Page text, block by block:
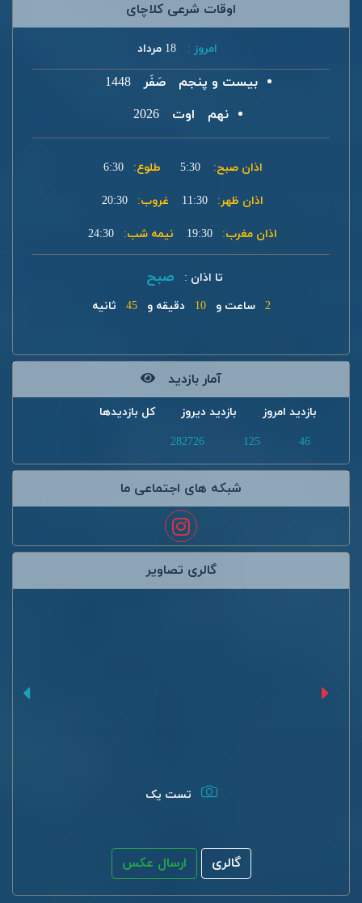
اوقات شرعی کلاچای
امروز : 18 مرداد
بیست و پنجم صَفَر
1448
نهم
اوت 2026
اذان صبح: 5:30 طلوع: 6:30
اذان ظهر: 11:30 غروب: 20:30
اذان مغرب: 19:30 نیمه شب: 24:30
تا اذان : صبح
2 ساعت و 10 دقیقه و 45 ثانیه
آمار بازدید
بازدید امروز بازدید دیروز
کل بازدیدها
46
125
282726
شبکه های اجتماعی ما
گالری تصاویر
تست یک
گالری ارسال عکس